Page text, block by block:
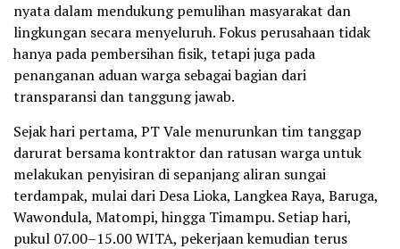
nyata dalam mendukung pemulihan masyarakat dan
lingkungan secara menyeluruh. Fokus perusahaan tidak
hanya pada pembersihan fisik, tetapi juga pada
penanganan aduan warga sebagai bagian dari
transparansi dan tanggung jawab.
Sejak hari pertama, PT Vale menurunkan tim tanggap
darurat bersama kontraktor dan ratusan warga untuk
melakukan penyisiran di sepanjang aliran sungai
terdampak, mulai dari Desa Lioka, Langkea Raya, Baruga,
Wawondula, Matompi, hingga Timampu. Setiap hari,
pukul 07.00–15.00 WITA, pekerjaan kemudian terus